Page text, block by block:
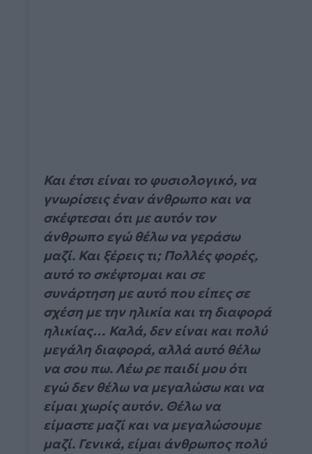
Και έτσι είναι το φυσιολογικό, να
γνωρίσεις έναν άνθρωπο και να
σκέφτεσαι ότι με αυτόν τον
άνθρωπο εγώ θέλω να γεράσω
μαζί. Και ξέρεις τι; Πολλές φορές,
αυτό το σκέφτομαι και σε
συνάρτηση με αυτό που είπες σε
σχέση με την ηλικία και τη διαφορά
ηλικίας… Καλά, δεν είναι και πολύ
μεγάλη διαφορά, αλλά αυτό θέλω
να σου πω. Λέω ρε παιδί μου ότι
εγώ δεν θέλω να μεγαλώσω και να
είμαι χωρίς αυτόν. Θέλω να
είμαστε μαζί και να μεγαλώσουμε
μαζί. Γενικά, είμαι άνθρωπος πολύ